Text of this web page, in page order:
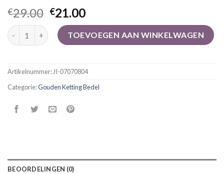
€29.00 €21.00
gouden ketting bedel aantalTOEVOEGEN AAN WINKELWAGEN
Artikelnummer:JI-07070804
Categorie:Gouden Ketting Bedel
BEOORDELINGEN (0)